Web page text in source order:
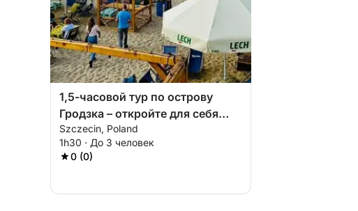
1,5-часовой тур по острову
Гродзка – откройте для себя
дикую сторону Щецина
Szczecin, Poland
1h30 · До 3 человек
0 (0)